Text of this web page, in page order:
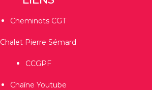
Cheminots CGT
Chalet Pierre Sémard
CCGPF
Chaîne Youtube